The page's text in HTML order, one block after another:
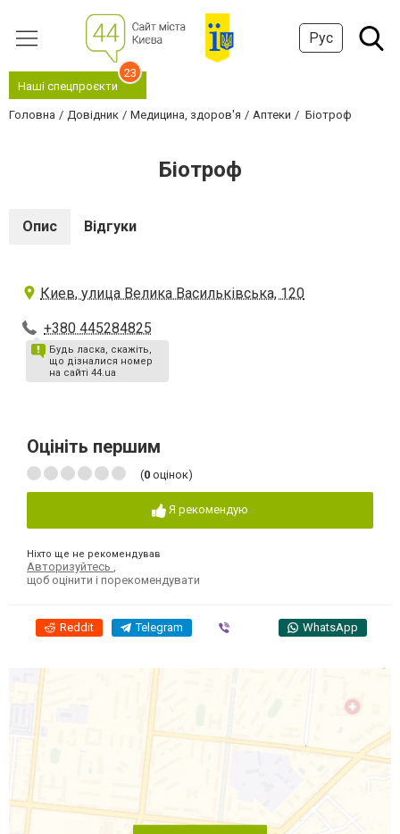
Рус
Наші спецпроєкти
23
Головна Довідник Медицина, здоров'я Аптеки Біотроф
Біотроф
Опис Відгуки
Киев, улица Велика Васильківська, 120
+380 445284825
Будь ласка, скажіть,
що дізналися номер
на сайті 44.ua
Оцініть першим
(0 оцінок)
Я рекомендую
Ніхто ще не рекомендував
Авторизуйтесь
щоб оцінити і порекомендувати
Reddit Telegram WhatsApp